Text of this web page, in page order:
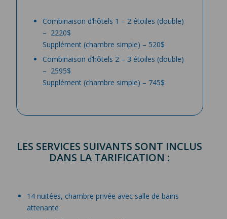
Combinaison d’hôtels 1 – 2 étoiles (double)
– 2220$
Supplément (chambre simple) – 520$
Combinaison d’hôtels 2 – 3 étoiles (double)
– 2595$
Supplément (chambre simple) – 745$
LES SERVICES SUIVANTS SONT INCLUS
DANS LA TARIFICATION :
14 nuitées, chambre privée avec salle de bains
attenante